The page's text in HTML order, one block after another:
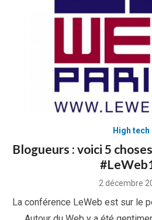
High tech
Blogueurs : voici 5
Posted
2 décembre
La conférence LeWeb est sur le